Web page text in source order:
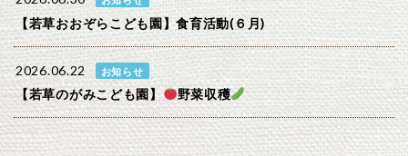
【若草おおぞらこども園】食育活動(６月)
2026.06.22 お知らせ
【若草のがみこども園】 野菜収穫